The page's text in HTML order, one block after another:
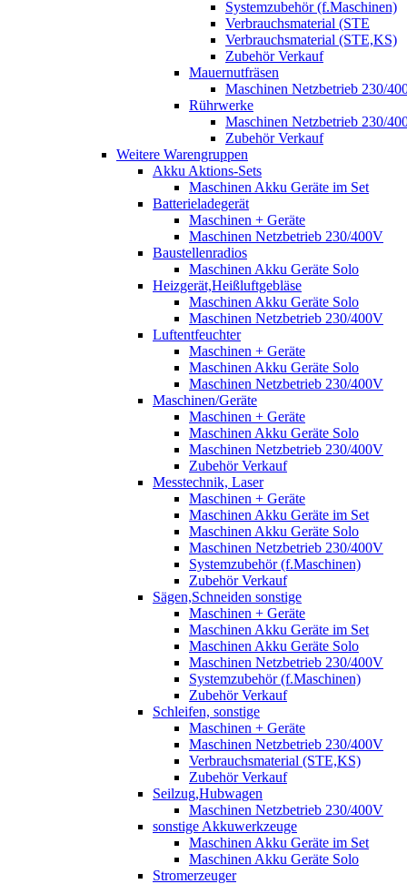
Systemzubehör (f.Maschinen)
Verbrauchsmaterial (STE
Verbrauchsmaterial (STE,KS)
Zubehör Verkauf
Mauernutfräsen
Maschinen Netzbetrieb 230/
Rührwerke
Maschinen Netzbetrieb 230/
Zubehör Verkauf
Weitere Warengruppen
Akku Aktions-Sets
Maschinen Akku Geräte im Set
Batterieladegerät
Maschinen + Geräte
Maschinen Netzbetrieb 230/400V
Baustellenradios
Maschinen Akku Geräte Solo
Heizgerät,Heißluftgebläse
Maschinen Akku Geräte Solo
Maschinen Netzbetrieb 230/400V
Luftentfeuchter
Maschinen + Geräte
Maschinen Akku Geräte Solo
Maschinen Netzbetrieb 230/400V
Maschinen/Geräte
Maschinen + Geräte
Maschinen Akku Geräte Solo
Maschinen Netzbetrieb 230/400V
Zubehör Verkauf
Messtechnik, Laser
Maschinen + Geräte
Maschinen Akku Geräte im Set
Maschinen Akku Geräte Solo
Maschinen Netzbetrieb 230/400V
Systemzubehör (f.Maschinen)
Zubehör Verkauf
Sägen,Schneiden sonstige
Maschinen + Geräte
Maschinen Akku Geräte im Set
Maschinen Akku Geräte Solo
Maschinen Netzbetrieb 230/400V
Systemzubehör (f.Maschinen)
Zubehör Verkauf
Schleifen, sonstige
Maschinen + Geräte
Maschinen Netzbetrieb 230/400V
Verbrauchsmaterial (STE,KS)
Zubehör Verkauf
Seilzug,Hubwagen
Maschinen Netzbetrieb 230/400V
sonstige Akkuwerkzeuge
Maschinen Akku Geräte im Set
Maschinen Akku Geräte Solo
Stromerzeuger